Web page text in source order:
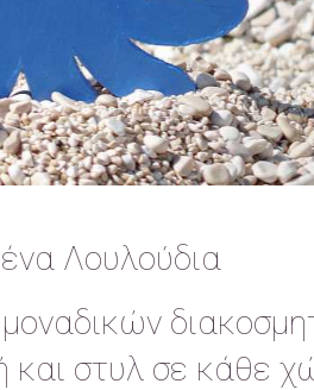
Λουλούδια
και στυλ σε κάθε